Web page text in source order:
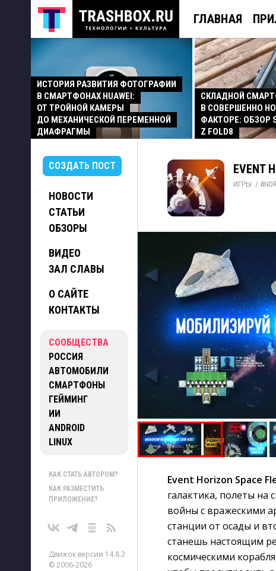
ГЛАВНАЯ
ИСТОРИЯ РАЗВИТИЯ ФОТОГРАФИИ
В СМАРТФОНАХ HUAWEI:
ОТ ТРОЙНОЙ КАМЕРЫ
ДО МЕХАНИЧЕСКОЙ ПЕРЕМЕННОЙ
ДИАФРАГМЫ
СКЛАДНОЙ
В СОВЕРШЕННО
ФАКТОРЕ: ОБЗОР
Z FOLD8
СОЗДАТЬ ПОСТ
НОВОСТИ
СТАТЬИ
ОБЗОРЫ
ВИДЕО
ЗАЛ СЛАВЫ
О САЙТЕ
КОНТАКТЫ
СООБЩЕСТВА
РОССИЯ
АВТОМОБИЛИ
СМАРТФОНЫ
ГЕЙМИНГ
ИИ
ANDROID
LINUX
КАК СТАТЬ АВТОРОМ?
КАК РАЗМЕСТИТЬ
ПРИЛОЖЕНИЕ?
Движок версии 14.8.2
© 2006-2026
EVENT
ИГРЫ /
Event Horizon Space
галактика, полеты на
войны с вражескими
станции от осады и
станешь настоящим
космическими